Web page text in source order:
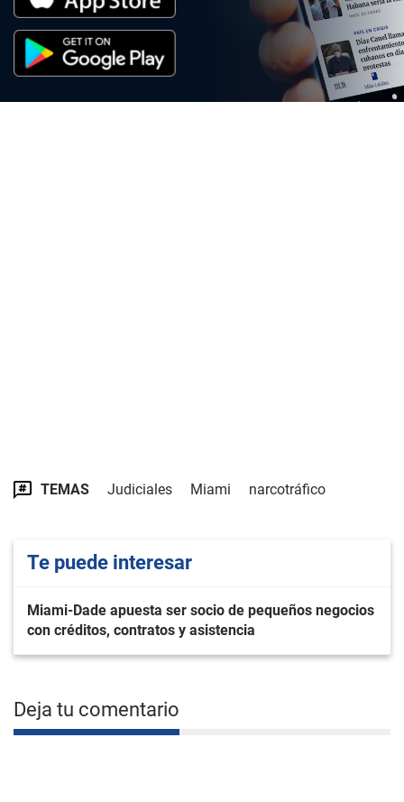
TEMAS Judiciales Miami narcotráfico
Te puede interesar
Miami-Dade apuesta ser socio de pequeños negocios
con créditos, contratos y asistencia
Deja tu comentario